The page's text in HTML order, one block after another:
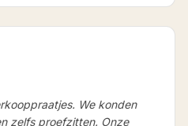
We konden
zelfs proefzitten. Onze